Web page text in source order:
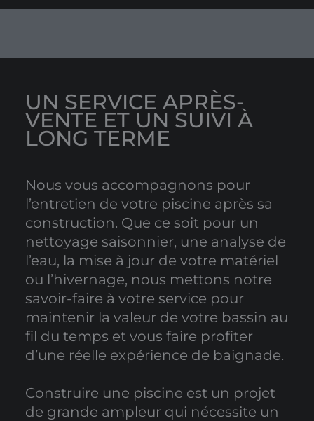
UN SERVICE APRÈS-
VENTE ET UN SUIVI À
LONG TERME
Nous vous accompagnons pour
l’entretien de votre piscine après sa
construction. Que ce soit pour un
nettoyage saisonnier, une analyse de
l’eau, la mise à jour de votre matériel
ou l’hivernage, nous mettons notre
savoir-faire à votre service pour
maintenir la valeur de votre bassin au
fil du temps et vous faire profiter
d’une réelle expérience de baignade.
Construire une piscine est un projet
de grande ampleur qui nécessite un